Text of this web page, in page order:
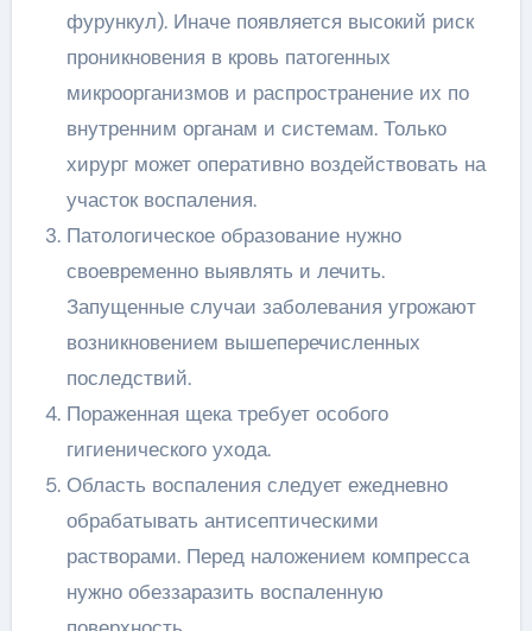
фурункул). Иначе появляется высокий риск
проникновения в кровь патогенных
микроорганизмов и распространение их по
внутренним органам и системам. Только
хирург может оперативно воздействовать на
участок воспаления.
Патологическое образование нужно
своевременно выявлять и лечить.
Запущенные случаи заболевания угрожают
возникновением вышеперечисленных
последствий.
Пораженная щека требует особого
гигиенического ухода.
Область воспаления следует ежедневно
обрабатывать антисептическими
растворами. Перед наложением компресса
нужно обеззаразить воспаленную